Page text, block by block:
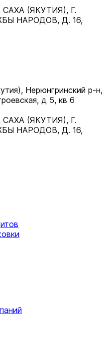
(ЯКУТИЯ), Г.
НАРОДОВ, Д. 16,
Нерюнгринский р-н,
д 5, кв 6
(ЯКУТИЯ), Г.
НАРОДОВ, Д. 16,